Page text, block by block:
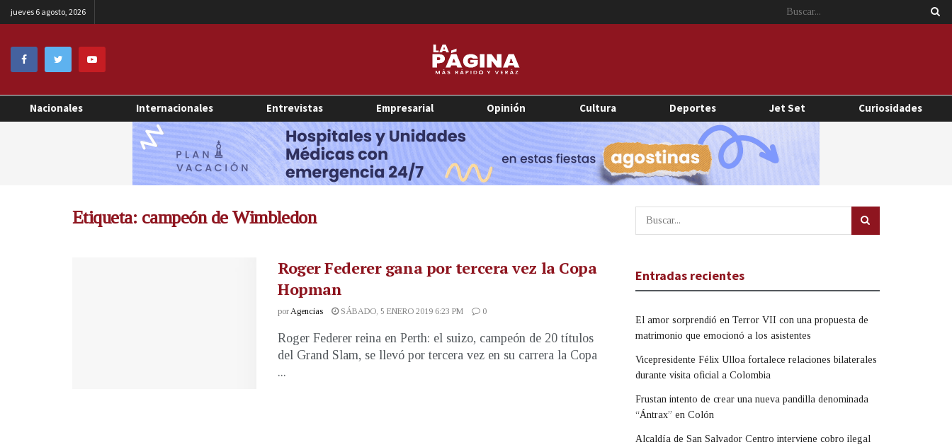
jueves 6 agosto, 2026
Nacionales Internacionales Entrevistas Empresarial Opinión Cultura Deportes Jet Set Curiosidades
Etiqueta: campeón de Wimbledon
Roger Federer gana por tercera vez la Copa
Hopman
porAgencias SÁBADO, 5 ENERO 2019 6:23 PM 0
Roger Federer reina en Perth: el suizo, campeón de 20 títulos
del Grand Slam, se llevó por tercera vez en su carrera la Copa
...
Entradas recientes
El amor sorprendió en Terror VII con una propuesta de
matrimonio que emocionó a los asistentes
Vicepresidente Félix Ulloa fortalece relaciones bilaterales
durante visita oficial a Colombia
Frustan intento de crear una nueva pandilla denominada
“Ántrax” en Colón
Alcaldía de San Salvador Centro interviene cobro ilegal